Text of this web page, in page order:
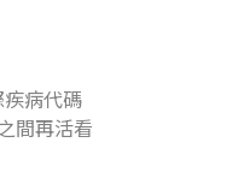
疾病代碼
間再活看